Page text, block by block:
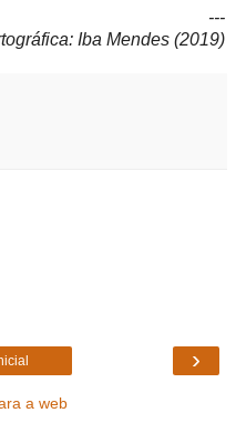
---
Iba Mendes (2019)
›
a web